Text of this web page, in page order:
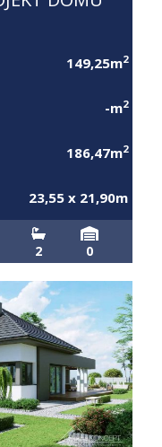
149,25m2
-m2
186,47m2
23,55 x 21,90m
2 0